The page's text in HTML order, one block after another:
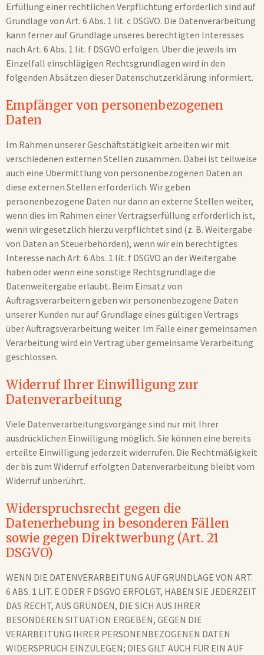
Erfüllung einer rechtlichen Verpflichtung erforderlich sind auf
Grundlage von Art. 6 Abs. 1 lit. c DSGVO. Die Datenverarbeitung
kann ferner auf Grundlage unseres berechtigten Interesses
nach Art. 6 Abs. 1 lit. f DSGVO erfolgen. Über die jeweils im
Einzelfall einschlägigen Rechtsgrundlagen wird in den
folgenden Absätzen dieser Datenschutzerklärung informiert.
Empfänger von personenbezogenen
Daten
Im Rahmen unserer Geschäftstätigkeit arbeiten wir mit
verschiedenen externen Stellen zusammen. Dabei ist teilweise
auch eine Übermittlung von personenbezogenen Daten an
diese externen Stellen erforderlich. Wir geben
personenbezogene Daten nur dann an externe Stellen weiter,
wenn dies im Rahmen einer Vertragserfüllung erforderlich ist,
wenn wir gesetzlich hierzu verpflichtet sind (z. B. Weitergabe
von Daten an Steuerbehörden), wenn wir ein berechtigtes
Interesse nach Art. 6 Abs. 1 lit. f DSGVO an der Weitergabe
haben oder wenn eine sonstige Rechtsgrundlage die
Datenweitergabe erlaubt. Beim Einsatz von
Auftragsverarbeitern geben wir personenbezogene Daten
unserer Kunden nur auf Grundlage eines gültigen Vertrags
über Auftragsverarbeitung weiter. Im Falle einer gemeinsamen
Verarbeitung wird ein Vertrag über gemeinsame Verarbeitung
geschlossen.
Widerruf Ihrer Einwilligung zur
Datenverarbeitung
Viele Datenverarbeitungsvorgänge sind nur mit Ihrer
ausdrücklichen Einwilligung möglich. Sie können eine bereits
erteilte Einwilligung jederzeit widerrufen. Die Rechtmäßigkeit
der bis zum Widerruf erfolgten Datenverarbeitung bleibt vom
Widerruf unberührt.
Widerspruchsrecht gegen die
Datenerhebung in besonderen Fällen
sowie gegen Direktwerbung (Art. 21
DSGVO)
WENN DIE DATENVERARBEITUNG AUF GRUNDLAGE VON ART.
6 ABS. 1 LIT. E ODER F DSGVO ERFOLGT, HABEN SIE JEDERZEIT
DAS RECHT, AUS GRÜNDEN, DIE SICH AUS IHRER
BESONDEREN SITUATION ERGEBEN, GEGEN DIE
VERARBEITUNG IHRER PERSONENBEZOGENEN DATEN
WIDERSPRUCH EINZULEGEN; DIES GILT AUCH FÜR EIN AUF